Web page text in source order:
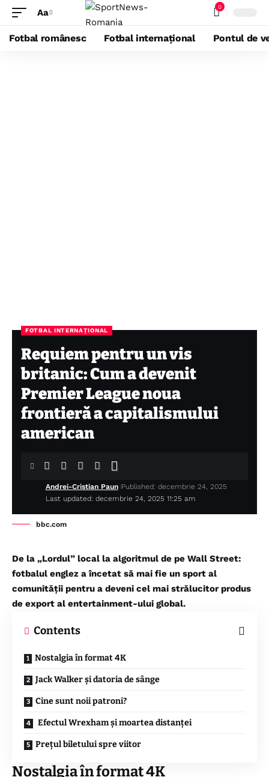
Aa 0
Fotbal românesc Fotbal internațional Pontul de
FOTBAL INTERNAȚIONAL
Requiem pentru un vis
britanic: Cum a devenit
Premier League noua
frontieră a capitalismului
american
Last updated: decembrie 24, 2025 11:25 am
Andrei-Cristian Paun Published: decembrie 24, 2025
bbc.com
De la „Lordul” local la algoritmul de pe Wall Street:
fotbalul englez a încetat să mai fie un sport al
comunității pentru a deveni cel mai strălucitor produs
de export al entertainment-ului global.
Contents
Nostalgia în format 4K
Jack Walker și datoria de sânge
Cine sunt noii patroni?
Efectul Wrexham și moartea distanței
Prețul biletului spre viitor
Nostalgia în format 4K